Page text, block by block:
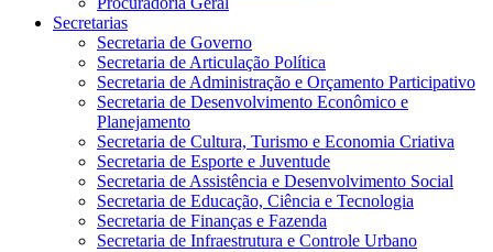
Secretarias
Secretaria de Governo
Secretaria de Articulação Política
Secretaria de Administração e Orçamento Participativo
Secretaria de Desenvolvimento Econômico e
Planejamento
Secretaria de Cultura, Turismo e Economia Criativa
Secretaria de Esporte e Juventude
Secretaria de Assistência e Desenvolvimento Social
Secretaria de Educação, Ciência e Tecnologia
Secretaria de Finanças e Fazenda
Secretaria de Infraestrutura e Controle Urbano